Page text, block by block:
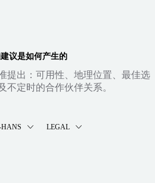
议是如何产生的
提出：可用性、地理位置、最佳选
不定时的合作伙伴关系。
HANS LEGAL